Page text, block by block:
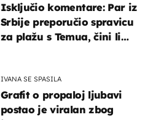
Isključio komentare: Par iz
Srbije preporučio spravicu
za plažu s Temua, čini li
IVANA SE SPASILA
Grafit o propaloj ljubavi
postao je viralan zbog